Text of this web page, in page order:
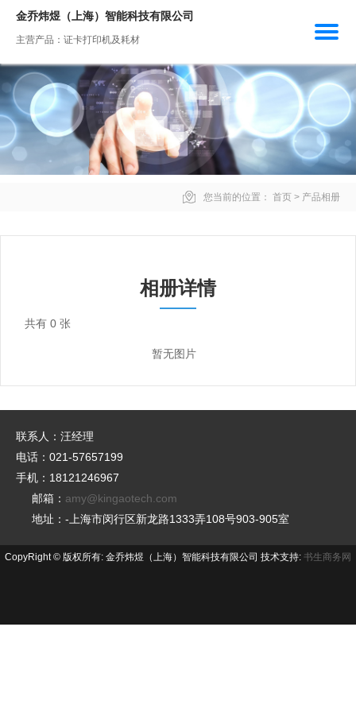
金乔炜煜（上海）智能科技有限公司
主营产品：证卡打印机及耗材
您当前的位置： 首页 > 产品相册
相册详情
共有 0 张
暂无图片
联系人：汪经理
电话：021-57657199
手机：18121246967
邮箱： amy@kingaotech.com
地址：-上海市闵行区新龙路1333弄108号903-905室
CopyRight © 版权所有: 金乔炜煜（上海）智能科技有限公司 技术支持: 书生商务网